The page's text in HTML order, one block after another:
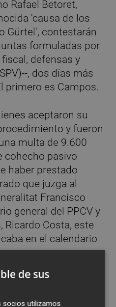
Rafael Betoret,
'causa de los
Gürtel', contestarán
formuladas por
defensas y
, dos días más
primero es Campos.
aceptaron su
y fueron
multa de 9.600
cohecho pasivo
haber prestado
que juzga al
Francisco
general del PPCV y
Ricardo Costa, este
en el calendario
sesión para
del jurado y a
de sus
socios utilizamos